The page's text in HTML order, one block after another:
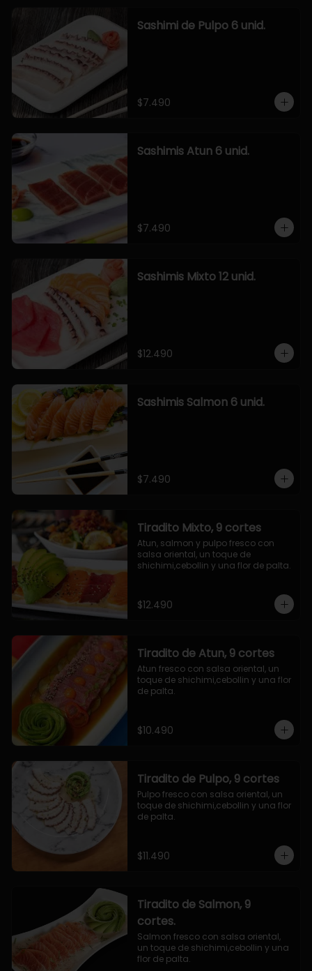
Sashimi de Pulpo 6 unid.
$7.490
Sashimis Atun 6 unid.
$7.490
Sashimis Mixto 12 unid.
$12.490
Sashimis Salmon 6 unid.
$7.490
Tiradito Mixto, 9 cortes
Atun, salmon y pulpo fresco con
salsa oriental, un toque de
shichimi,cebollin y una flor de palta.
$12.490
Tiradito de Atun, 9 cortes
Atun fresco con salsa oriental, un
toque de shichimi,cebollin y una flor
de palta.
$10.490
Tiradito de Pulpo, 9 cortes
Pulpo fresco con salsa oriental, un
toque de shichimi,cebollin y una flor
de palta.
$11.490
Tiradito de Salmon, 9
cortes.
Salmon fresco con salsa oriental,
un toque de shichimi,cebollin y una
flor de palta.